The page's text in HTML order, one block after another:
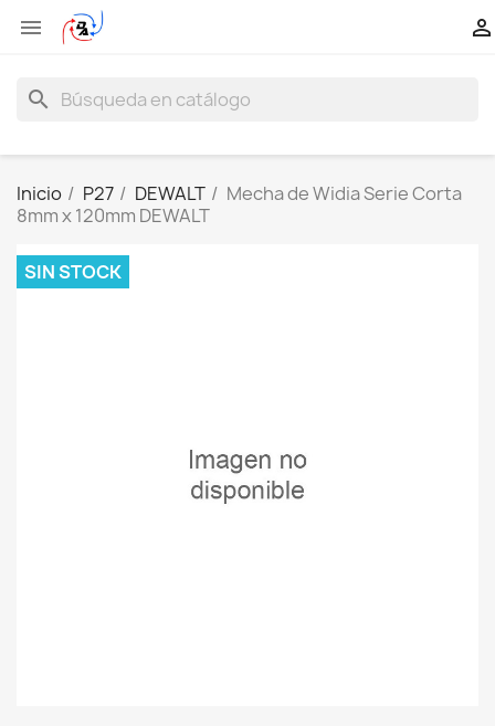
 
search
Inicio P27 DEWALT
Mecha de Widia Serie Corta
8mm x 120mm DEWALT
SIN STOCK